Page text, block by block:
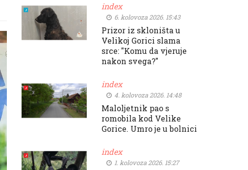
index
6. kolovoza 2026. 15:43
Prizor iz skloništa u
Velikoj Gorici slama
srce: "Komu da vjeruje
nakon svega?"
index
4. kolovoza 2026. 14:48
Maloljetnik pao s
romobila kod Velike
Gorice. Umro je u bolnici
index
1. kolovoza 2026. 15:27